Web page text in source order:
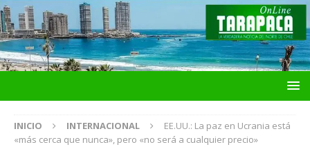
INICIO INTERNACIONAL
EE.UU.: La paz en Ucrania está
«más cerca que nunca», pero «no será a cualquier precio»